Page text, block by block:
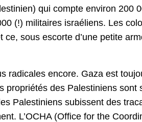
qui compte environ 200
(!) militaires israéliens. Les
sous escorte d’une petite
radicales encore. Gaza est
des Palestiniens
Palestiniens subissent des
L’OCHA (Office for the